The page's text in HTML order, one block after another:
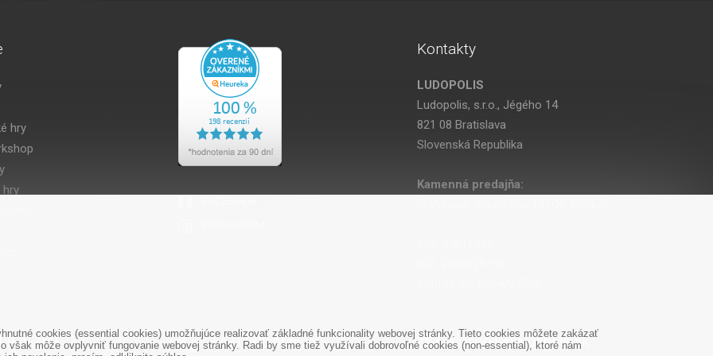
hry
hry
Kontakty
LUDOPOLIS
Ludopolis, s.r.o., Jégého 14
821 08 Bratislava
Slovenská Republika
Kamenná predajňa:
948 188 211 +421 908 666 767 ludopolis@ludopolis.sk
cookies (essential cookies) umožňujúce realizovať základné funkcionality webovej stránky. Tieto cookies môžete zakázať
však môže ovplyvniť fungovanie webovej stránky. Radi by sme tiež využívali dobrovoľné cookies (non-essential), ktoré nám